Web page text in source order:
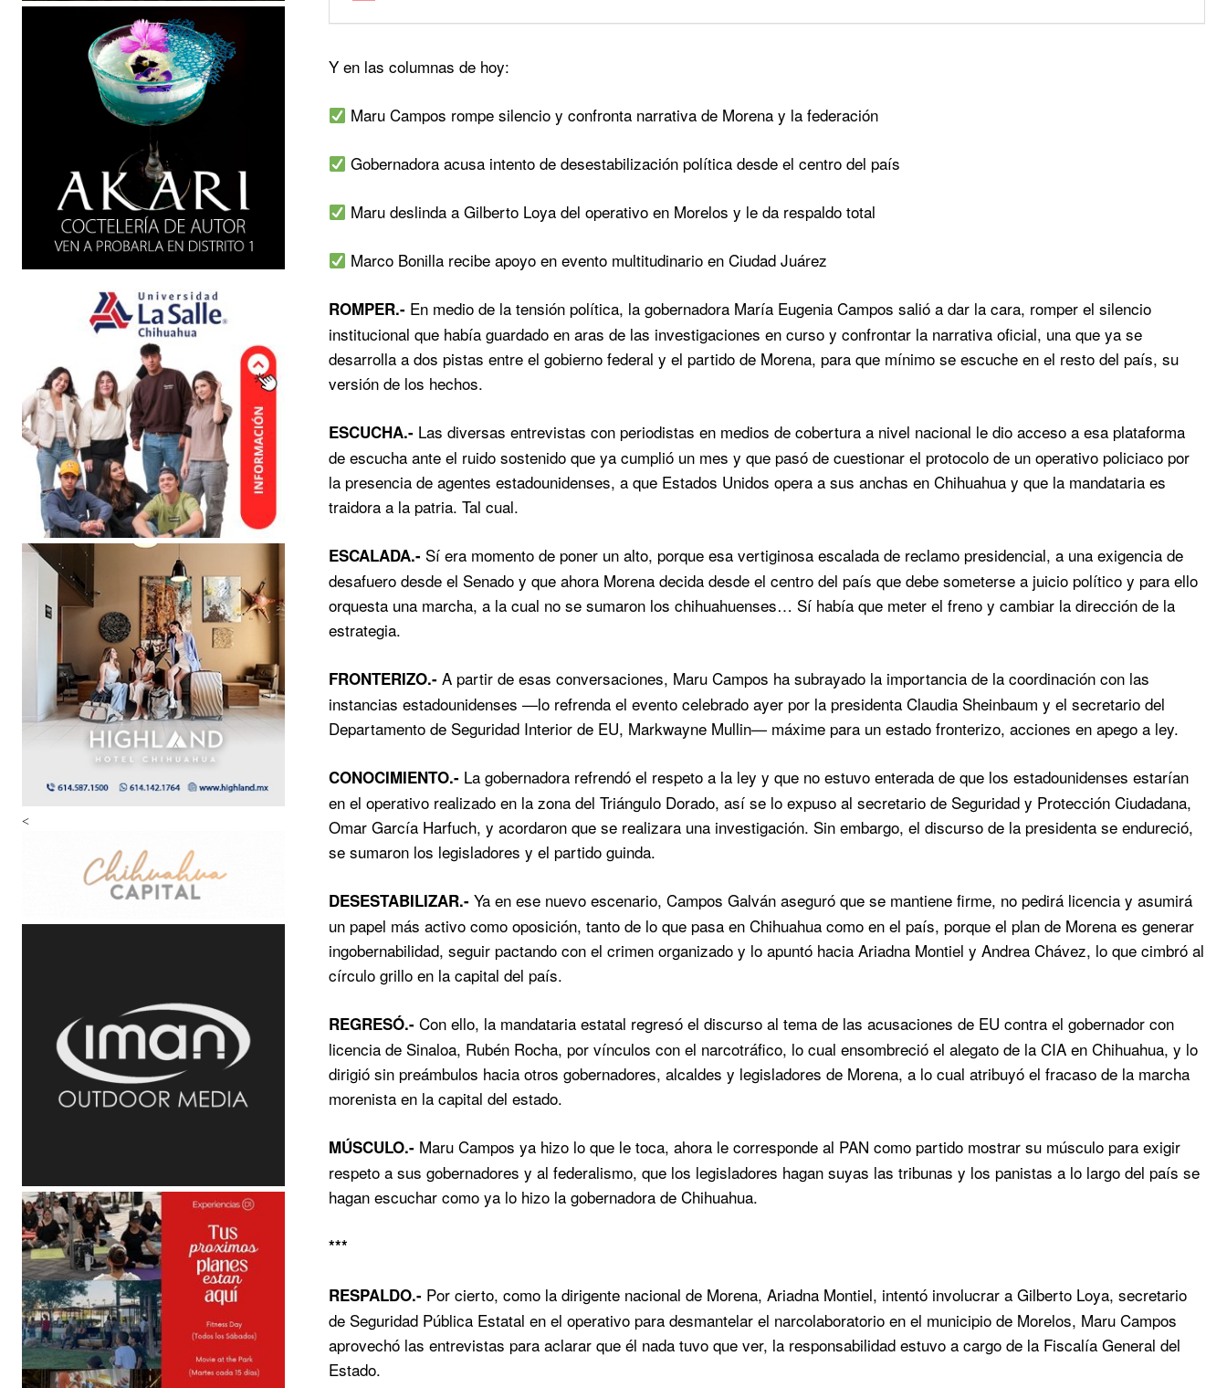
<
Y en las columnas de hoy:
Maru Campos rompe silencio y confronta narrativa de Morena y la federación
Gobernadora acusa intento de desestabilización política desde el centro del país
Maru deslinda a Gilberto Loya del operativo en Morelos y le da respaldo total
Marco Bonilla recibe apoyo en evento multitudinario en Ciudad Juárez
ROMPER.- En medio de la tensión política, la gobernadora María Eugenia Campos salió a dar la cara, romper el silencio
institucional que había guardado en aras de las investigaciones en curso y confrontar la narrativa oficial, una que ya se
desarrolla a dos pistas entre el gobierno federal y el partido de Morena, para que mínimo se escuche en el resto del país, su
versión de los hechos.
ESCUCHA.- Las diversas entrevistas con periodistas en medios de cobertura a nivel nacional le dio acceso a esa plataforma
de escucha ante el ruido sostenido que ya cumplió un mes y que pasó de cuestionar el protocolo de un operativo policiaco por
la presencia de agentes estadounidenses, a que Estados Unidos opera a sus anchas en Chihuahua y que la mandataria es
traidora a la patria. Tal cual.
ESCALADA.- Sí era momento de poner un alto, porque esa vertiginosa escalada de reclamo presidencial, a una exigencia de
desafuero desde el Senado y que ahora Morena decida desde el centro del país que debe someterse a juicio político y para ello
orquesta una marcha, a la cual no se sumaron los chihuahuenses… Sí había que meter el freno y cambiar la dirección de la
estrategia.
FRONTERIZO.- A partir de esas conversaciones, Maru Campos ha subrayado la importancia de la coordinación con las
instancias estadounidenses —lo refrenda el evento celebrado ayer por la presidenta Claudia Sheinbaum y el secretario del
Departamento de Seguridad Interior de EU, Markwayne Mullin— máxime para un estado fronterizo, acciones en apego a ley.
CONOCIMIENTO.- La gobernadora refrendó el respeto a la ley y que no estuvo enterada de que los estadounidenses estarían
en el operativo realizado en la zona del Triángulo Dorado, así se lo expuso al secretario de Seguridad y Protección Ciudadana,
Omar García Harfuch, y acordaron que se realizara una investigación. Sin embargo, el discurso de la presidenta se endureció,
se sumaron los legisladores y el partido guinda.
DESESTABILIZAR.- Ya en ese nuevo escenario, Campos Galván aseguró que se mantiene firme, no pedirá licencia y asumirá
un papel más activo como oposición, tanto de lo que pasa en Chihuahua como en el país, porque el plan de Morena es generar
ingobernabilidad, seguir pactando con el crimen organizado y lo apuntó hacia Ariadna Montiel y Andrea Chávez, lo que cimbró al
círculo grillo en la capital del país.
REGRESÓ.- Con ello, la mandataria estatal regresó el discurso al tema de las acusaciones de EU contra el gobernador con
licencia de Sinaloa, Rubén Rocha, por vínculos con el narcotráfico, lo cual ensombreció el alegato de la CIA en Chihuahua, y lo
dirigió sin preámbulos hacia otros gobernadores, alcaldes y legisladores de Morena, a lo cual atribuyó el fracaso de la marcha
morenista en la capital del estado.
MÚSCULO.- Maru Campos ya hizo lo que le toca, ahora le corresponde al PAN como partido mostrar su músculo para exigir
respeto a sus gobernadores y al federalismo, que los legisladores hagan suyas las tribunas y los panistas a lo largo del país se
hagan escuchar como ya lo hizo la gobernadora de Chihuahua.
***
RESPALDO.- Por cierto, como la dirigente nacional de Morena, Ariadna Montiel, intentó involucrar a Gilberto Loya, secretario
de Seguridad Pública Estatal en el operativo para desmantelar el narcolaboratorio en el municipio de Morelos, Maru Campos
aprovechó las entrevistas para aclarar que él nada tuvo que ver, la responsabilidad estuvo a cargo de la Fiscalía General del
Estado.